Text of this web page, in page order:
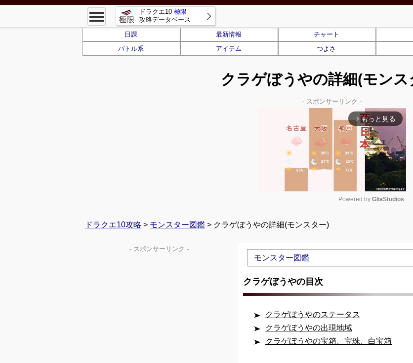
ドラクエ10 極限
攻略データベース
日課
最新情報 チャート
バトル系
アイテム つよさ
クラゲぼうやの詳細(モンス
- スポンサーリンク -
arrow_forward_ios もっと見る
Powered by GliaStudios
ドラクエ10攻略 > モンスター図鑑 > クラゲぼうやの詳細(モンスター)
モンスター図鑑
クラゲぼうやの目次
クラゲぼうやのステータス
クラゲぼうやの出現地域
クラゲぼうやの宝箱、宝珠、白宝箱
- スポンサーリンク -